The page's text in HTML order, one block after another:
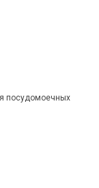
посудомоечных